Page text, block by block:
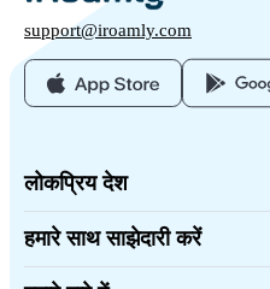
support@iroamly.com
लोकप्रिय देश
यूनाइटेड किंगडम
तुर्की
फ्रांस
थाईलैंड
हमारे साथ साझेदारी करें
संदर्भित करें और कमाएँ